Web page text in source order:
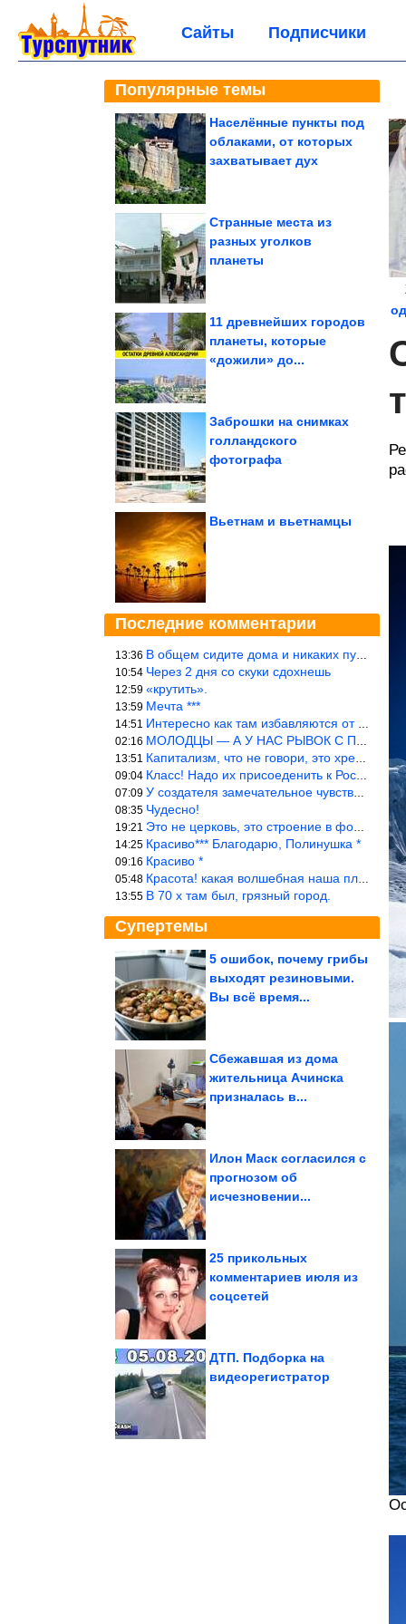
Сайты Подписчики
Популярные темы
Населённые пункты под
облаками, от которых
захватывает дух
Странные места из
разных уголков
планеты
11 древнейших городов
планеты, которые
«дожили» до...
Заброшки на снимках
голландского
фотографа
Вьетнам и вьетнамцы
Последние комментарии
13:36 В общем сидите дома и никаких путешествий А самая грязная в от
10:54 Через 2 дня со скуки сдохнешь
12:59 «крутить».
13:59 Мечта ***
14:51 Интересно как там избавляются от физиологических и прочих отходо
02:16 МОЛОДЦЫ — А У НАС РЫВОК С ПРОРЫВОМ В ТРУБУ
13:51 Капитализм, что не говори, это хреново (((
09:04 Класс! Надо их присоеденить к России!
07:09 У создателя замечательное чувство юмора! ))
08:35 Чудесно!
19:21 Это не церковь, это строение в форме церкви.
14:25 Красиво*** Благодарю, Полинушка *
09:16 Красиво *
05:48 Красота! какая волшебная наша планета!… еще-бы, мы понимали это…
13:55 В 70 х там был, грязный город.
Супертемы
5 ошибок, почему грибы
выходят резиновыми.
Вы всё время...
Поделки, которые
частичку волшебного...
Сбежавшая из дома
жительница Ачинска
призналась в...
Илон Маск согласился с
прогнозом об
исчезновении...
25 прикольных
комментариев июля из
соцсетей
3 главные вещи,
гардеробе каждой...
ДТП. Подборка на
видеорегистратор